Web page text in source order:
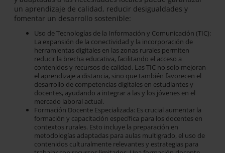
un aprendizaje de calidad, reducir desigualdades y
fomentar un desarrollo sostenible:
Uso de Tecnologías de la Información y Comunicación (TIC):
La expansión de la conectividad y la incorporación de
herramientas digitales en las zonas rurales permiten
reducir la brecha educativa, facilitando el acceso a
contenidos y recursos de calidad. Las TIC no solo mejoran
el aprendizaje a distancia, sino que también favorecen el
desarrollo de competencias digitales en estudiantes y
docentes, ayudando a integrar a las y los jóvenes en el
mercado laboral actual.
Formación Docente Especializada: Es crucial aumentar la
formación y capacitación específica para los docentes en
contextos rurales. Esto incluye la preparación en
metodologías adaptadas para aulas multigrado, el uso de
contenidos culturalmente relevantes y estrategias para